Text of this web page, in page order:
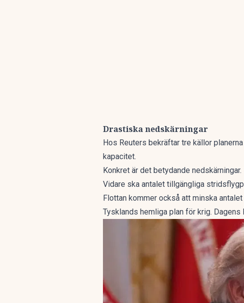
Drastiska nedskärningar
Hos Reuters bekräftar tre källor
kapacitet.
Konkret är det betydande
Vidare ska antalet tillgängliga
Flottan kommer också att minska
Tysklands hemliga plan för krig. Dagens